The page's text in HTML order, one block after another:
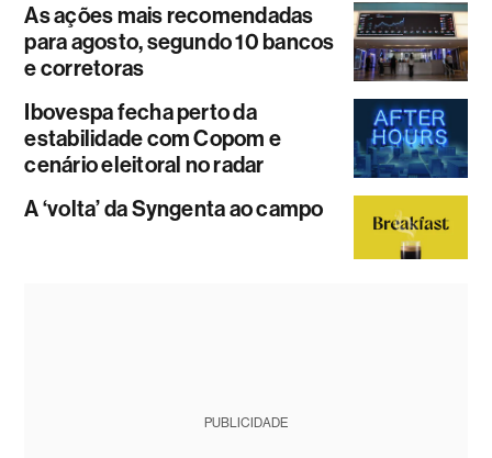
As ações mais recomendadas
para agosto, segundo 10 bancos
e corretoras
Ibovespa fecha perto da
estabilidade com Copom e
cenário eleitoral no radar
A ‘volta’ da Syngenta ao campo
PUBLICIDADE